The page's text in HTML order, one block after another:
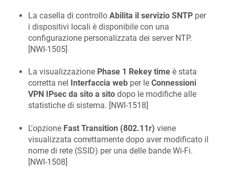
La casella di controllo Abilita il servizio SNTP per
i dispositivi locali è disponibile con una
configurazione personalizzata dei server NTP.
[NWI-1505]
La visualizzazione Phase 1 Rekey time è stata
corretta nel
Interfaccia web per le Connessioni
VPN IPsec da sito a sito dopo le modifiche alle
statistiche di sistema. [NWI-1518]
L'opzione Fast Transition (802.11r) viene
visualizzata correttamente dopo aver modificato il
nome di rete (SSID) per una delle bande Wi-Fi.
[NWI-1508]